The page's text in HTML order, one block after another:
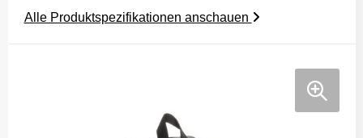
Alle Produktspezifikationen anschauen